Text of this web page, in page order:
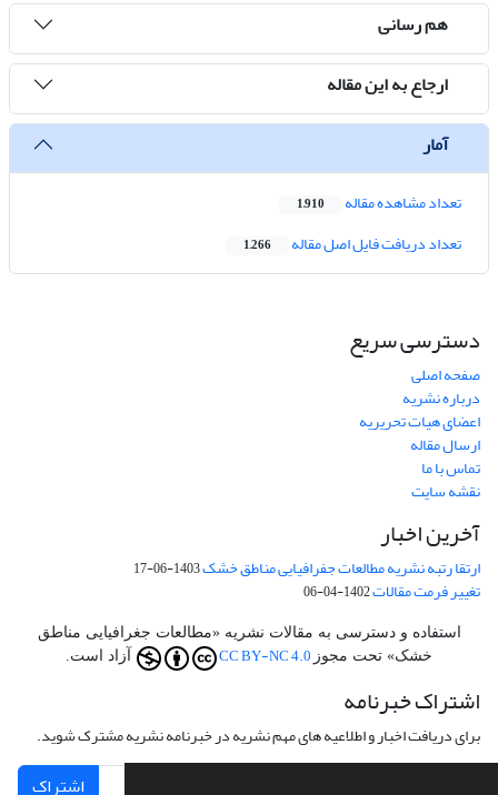
هم رسانی
ارجاع به این مقاله
آمار
تعداد مشاهده مقاله 1,910
تعداد دریافت فایل اصل مقاله 1,266
دسترسی سریع
صفحه اصلی
درباره نشریه
اعضای هیات تحریریه
ارسال مقاله
تماس با ما
نقشه سایت
آخرین اخبار
ارتقا رتبه نشریه مطالعات جفرافیایی مناطق خشک1403-06-17
تغییر فرمت مقالات1402-04-06
استفاده و دسترسی به مقالات نشریه «مطالعات جغرافیایی مناطق
خشک» تحت مجوز CC BY-NC 4.0 آزاد است.
اشتراک خبرنامه
برای دریافت اخبار و اطلاعیه های مهم نشریه در خبرنامه نشریه مشترک شوید.
اشتراک